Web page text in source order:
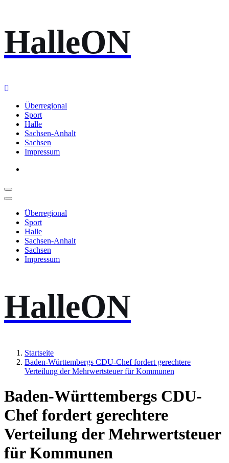
Inhalt
springen
HalleON
Überregional
Sport
Halle
Sachsen-Anhalt
Sachsen
Impressum
Überregional
Sport
Halle
Sachsen-Anhalt
Sachsen
Impressum
HalleON
Startseite
Baden-Württembergs CDU-Chef fordert gerechtere
Verteilung der Mehrwertsteuer für Kommunen
Baden-Württembergs CDU-
Chef fordert gerechtere
Verteilung der Mehrwertsteuer
für Kommunen